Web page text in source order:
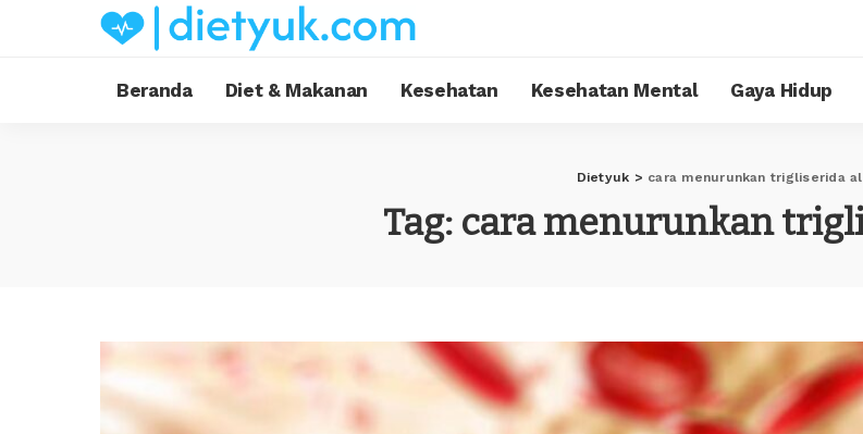
Beranda Diet & Makanan Kesehatan Kesehatan Mental Gaya Hidup
Dietyuk > cara menurunkan trigliserida
Tag: cara menurunkan